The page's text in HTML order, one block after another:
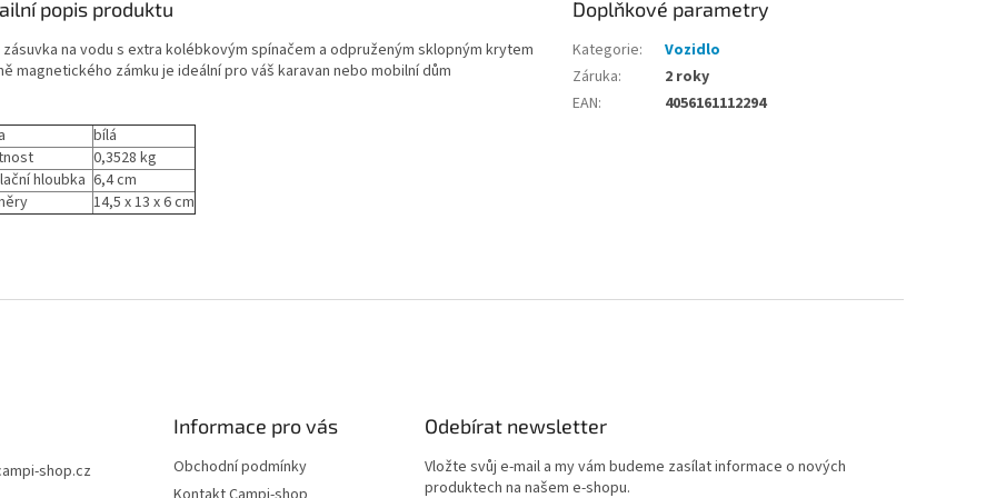
popis produktu
zásuvka na vodu s extra kolébkovým spínačem a odpruženým sklopným krytem
magnetického zámku je ideální pro váš karavan nebo mobilní dům
bílá
0,3528 kg
hloubka 6,4 cm
14,5 x 13 x 6 cm
Doplňkové parametry
Kategorie:
Vozidlo
Záruka:
2 roky
EAN: 4056161112294
shop.cz
Informace pro vás
Obchodní podmínky
Odebírat newsletter
Vložte svůj e-mail a my vám budeme zasílat informace o nových
produktech na našem e-shopu.